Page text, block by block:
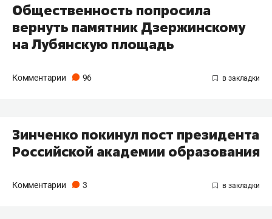
Общественность попросила
вернуть памятник Дзержинскому
на Лубянскую площадь
Комментарии 96
Зинченко покинул пост президента
Российской академии образования
Комментарии 3